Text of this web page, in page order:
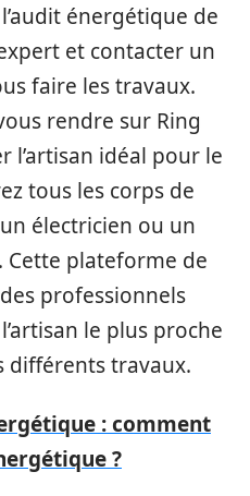
énergétique de
et contacter un
faire les travaux.
rendre sur Ring
l’artisan idéal pour le
tous les corps de
électricien ou un
. Cette plateforme de
professionnels
le plus proche
différents travaux.
: comment
?